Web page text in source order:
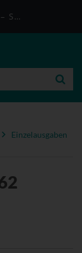
Einzelausgaben
Zeitschrift Dr. med. Mabuse 262 – Schwerpunktthema Sinn und Empathie | Mabuse-Verlag